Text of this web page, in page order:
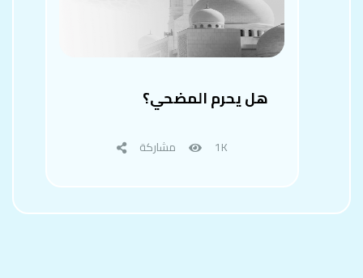
هل يحرم المضحي؟
1K مشاركة